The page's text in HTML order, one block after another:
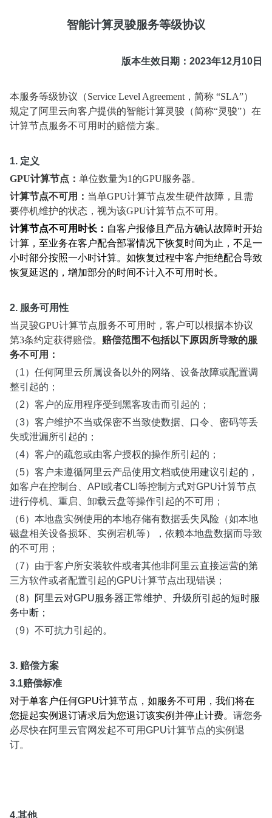
智能计算灵骏服务等级协议
版本生效日期：2023年12月10日
本服务等级协议（Service Level Agreement，简称 “SLA”）
规定了阿里云向客户提供的智能计算灵骏（简称“灵骏”）在
计算节点服务不可用时的赔偿方案。
1. 定义
GPU计算节点： 单位数量为1的GPU服务器。
计算节点不可用： 当单GPU计算节点发生硬件故障，且需
要停机维护的状态，视为该GPU计算节点不可用。
计算节点不可用时长： 自客户报修且产品方确认故障时开始
计算，至业务在客户配合部署情况下恢复时间为止，不足一
小时部分按照一小时计算。如恢复过程中客户拒绝配合导致
恢复延迟的，增加部分的时间不计入不可用时长。
2. 服务可用性
当灵骏GPU计算节点服务不可用时，客户可以根据本协议
第3条约定获得赔偿。 赔偿范围不包括以下原因所导致的服
务不可用：
（1）任何阿里云所属设备以外的网络、设备故障或配置调
整引起的；
（2）客户的应用程序受到黑客攻击而引起的；
（3）客户维护不当或保密不当致使数据、口令、密码等丢
失或泄漏所引起的；
（4）客户的疏忽或由客户授权的操作所引起的；
（5）客户未遵循阿里云产品使用文档或使用建议引起的，
如客户在控制台、API或者CLI等控制方式对GPU计算节点
进行停机、重启、卸载云盘等操作引起的不可用；
（6） 本地盘实例使用的本地存储有数据丢失风险（如本地
磁盘相关设备损坏、实例宕机等），依赖本地盘数据而导致
的不可用；
（7）由于客户所安装软件或者其他非阿里云直接运营的第
三方软件或者配置引起的GPU计算节点出现错误；
（8）阿里云对GPU服务器正常维护、升级所引起的短时服
务中断；
（9）不可抗力引起的。
3. 赔偿方案
3.1赔偿标准
对于单客户任何GPU计算节点，如服务不可用，我们将在
您提起实例退订请求后为您退订该实例并停止计费。 请您务
必尽快在阿里云官网发起不可用GPU计算节点的实例退
订。
4.其他